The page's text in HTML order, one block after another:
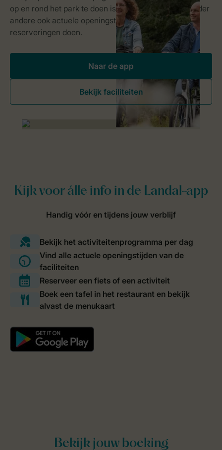
Naar de app
Bekijk faciliteiten